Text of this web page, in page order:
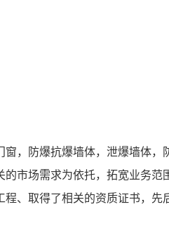
，防爆抗爆墙体，泄爆墙体，
市场需求为依托，拓宽业务范
、取得了相关的资质证书，先